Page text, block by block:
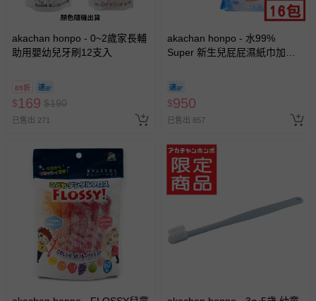
akachan honpo - 0~2歲家長輔
助用嬰幼兒牙刷12支入
89折
$169 $190
已售出 271
akachan honpo - 水99%
Super 新生兒屁屁濕紙巾加厚
$950
已售出 857